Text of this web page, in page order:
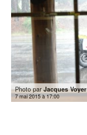
Photo par Jacques Voyer
7 mai 2015 à 17:00